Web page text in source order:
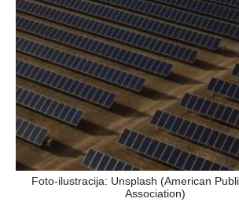
Foto-ilustracija: Unsplash (American
Association)